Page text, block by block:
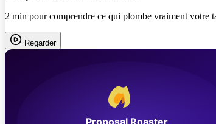
2 min pour comprendre ce qui plombe vraiment votre
Regarder